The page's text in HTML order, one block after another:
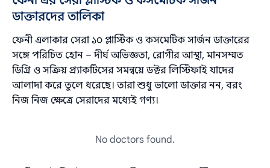
ডাক্তারদের তালিকা
ফেনী এলাকার সেরা ১০ প্লাস্টিক ও কসমেটিক সার্জন ডাক্তারের
সঙ্গে পরিচিত হোন – দীর্ঘ অভিজ্ঞতা, রোগীর আস্থা, মানসম্মত
ডিগ্রি ও সক্রিয় প্র্যাকটিসের সমন্বয়ে ডক্টর লিস্টিফাই যাদের
আলাদা করে তুলে ধরেছে। তারা শুধু ভালো ডাক্তার নন, বরং
নিজ নিজ ক্ষেত্রে সেরাদের মধ্যেই গণ্য।
No doctors found.